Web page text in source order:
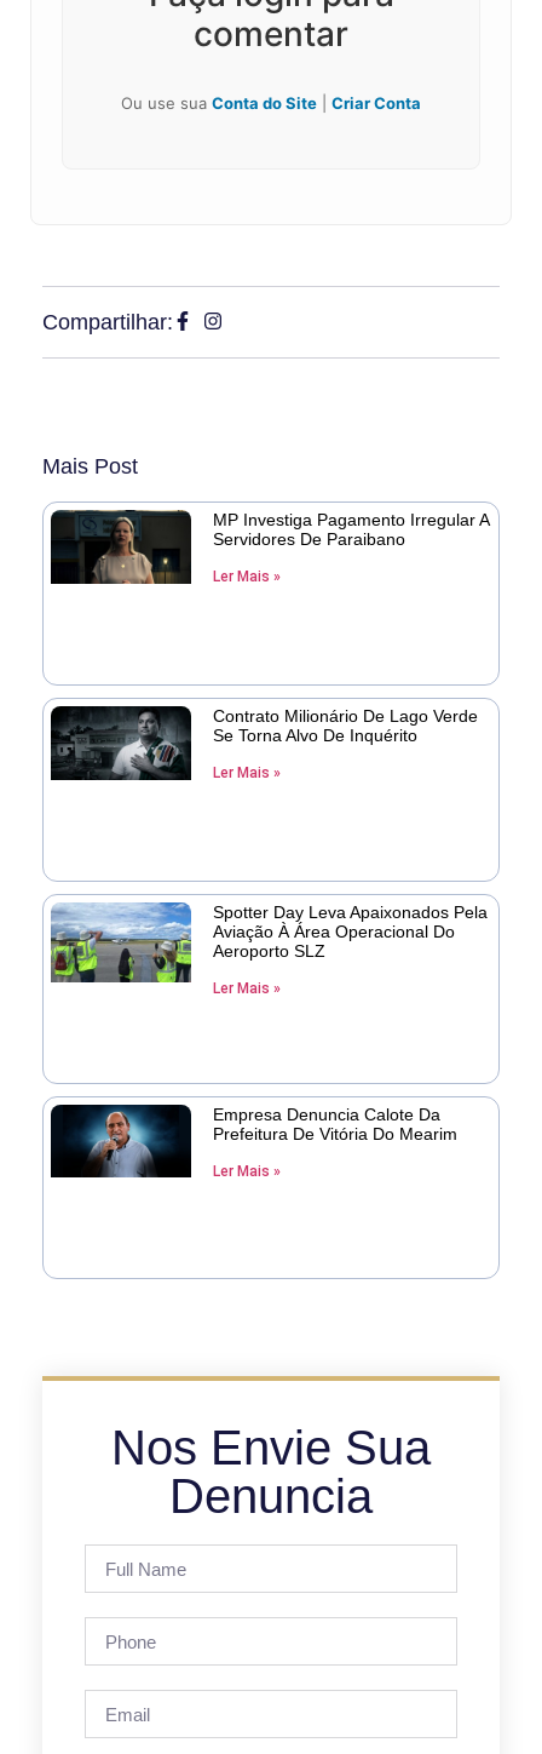
comentar
Ou use sua Conta do Site Criar Conta
Compartilhar:
Mais Post
MP Investiga Pagamento Irregular A
Servidores De Paraibano
Ler Mais »
Contrato Milionário De Lago Verde
Se Torna Alvo De Inquérito
Ler Mais »
Spotter Day Leva Apaixonados Pela
Aviação À Área Operacional Do
Aeroporto SLZ
Ler Mais »
Empresa Denuncia Calote Da
Prefeitura De Vitória Do Mearim
Ler Mais »
Nos Envie Sua
Denuncia